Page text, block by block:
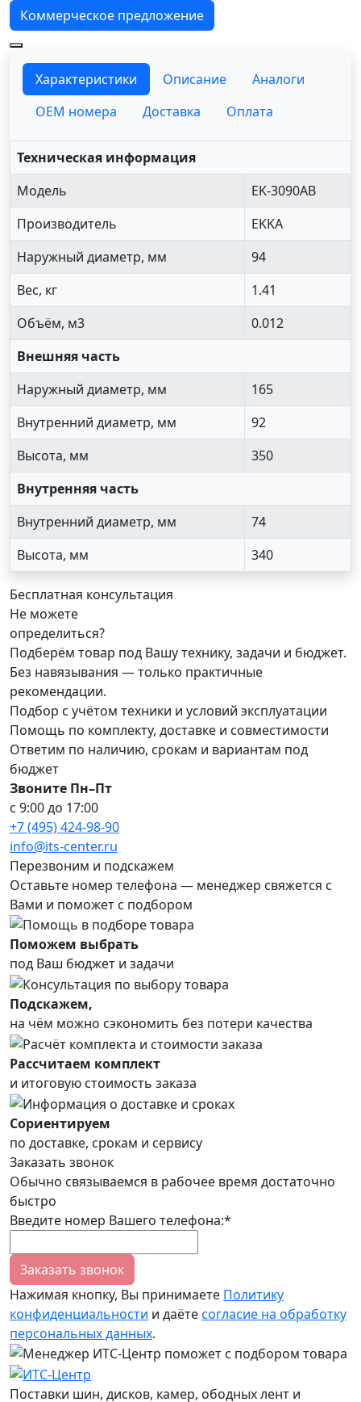
Коммерческое предложение
Характеристики Описание
Аналоги
OEM номера
Доставка Оплата
Техническая информация
Модель
EK-3090AB
Производитель
EKKA
Наружный диаметр, мм
94
Вес, кг
1.41
Объём, м3
0.012
Внешняя часть
Наружный диаметр, мм
165
Внутренний диаметр, мм
92
Высота, мм
350
Внутренняя часть
Внутренний диаметр, мм
74
Высота, мм
340
Бесплатная консультация
Не можете
определиться?
Подберём товар под Вашу технику, задачи и бюджет.
Без навязывания — только практичные
рекомендации.
Подбор с учётом техники и условий эксплуатации
Помощь по комплекту, доставке и совместимости
Ответим по наличию, срокам и вариантам под
бюджет
Звоните Пн–Пт
с 9:00 до 17:00
+7 (495) 424-98-90
info@its-center.ru
Перезвоним и подскажем
Оставьте номер телефона — менеджер свяжется с
Вами и поможет с подбором
Поможем выбрать
под Ваш бюджет и задачи
Подскажем,
на чём можно сэкономить без потери качества
Рассчитаем комплект
и итоговую стоимость заказа
Сориентируем
по доставке, срокам и сервису
Заказать звонок
Обычно связываемся в рабочее время достаточно
быстро
Введите номер Вашего телефона:*
Заказать звонок
Нажимая кнопку, Вы принимаете Политику
конфиденциальности и даётесогласие на обработку
персональных данных.
Поставки шин, дисков, камер, ободных лент и